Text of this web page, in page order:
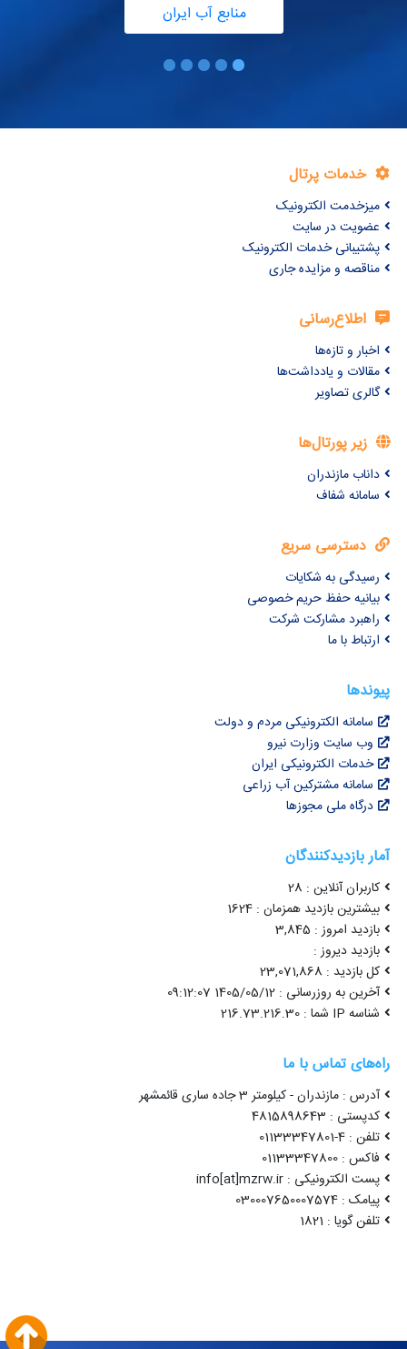
منابع آب ایران
خدمات پرتال
میزخدمت الکترونیک
عضویت در سایت
پشتیبانی خدمات الکترونیک
مناقصه و مزایده جاری
اطلاع‌رسانی
اخبار و تازه‌ها
مقالات و یادداشت‌ها
گالری تصاویر
زیر پورتال‌ها
داناب مازندران
سامانه شفاف
دسترسی سریع
رسیدگی به شکایات
بیانیه حفظ حریم خصوصی
راهبرد مشارکت شرکت
ارتباط با ما
پیوندها
سامانه الکترونیکی مردم و دولت
وب سایت وزارت نیرو
خدمات الکترونیکی ایران
سامانه مشترکین آب زراعی
درگاه ملی مجوزها
آمار بازدیدکنندگان
کاربران آنلاین : 28
بیشترین بازدید همزمان : 1624
بازدید امروز : 3,845
بازدید دیروز :
کل بازدید : 23,071,868
آخرین به روزرسانی : 1405/05/12 09:12:07
شناسه IP شما : 216.73.216.30
راه‌های تماس با ما
آدرس : مازندران - کیلومتر 3 جاده ساری قائمشهر
کدپستی : 4815898643
تلفن : 4-01133347801
فاکس : 01133347800
پست الکترونیکی : info[at]mzrw.ir
پیامک : 030007650007574
تلفن گویا : 1821